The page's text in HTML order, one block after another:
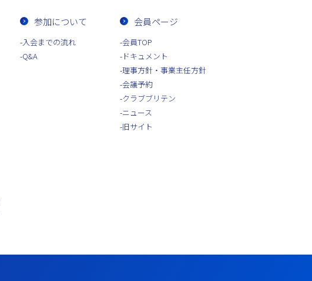
参加について
入会までの流れ
Q&A
会員ページ
会員TOP
ドキュメント
理事方針・事業主任方針
会議予約
クラブブリテン
ニュース
旧サイト